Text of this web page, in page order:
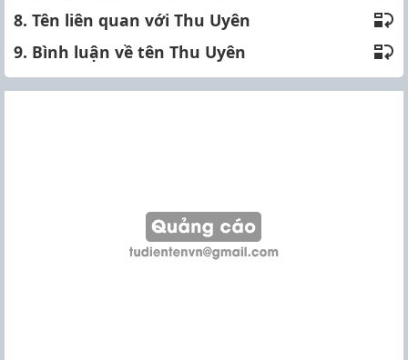
8. Tên liên quan với Thu Uyên
9. Bình luận về tên Thu Uyên